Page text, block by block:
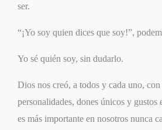
ser.
“¡Yo soy quien dices que soy!”,
Yo sé quién soy, sin dudarlo.
Dios nos creó, a todos y cada uno,
personalidades, dones únicos y gustos
es más importante en nosotros nunca